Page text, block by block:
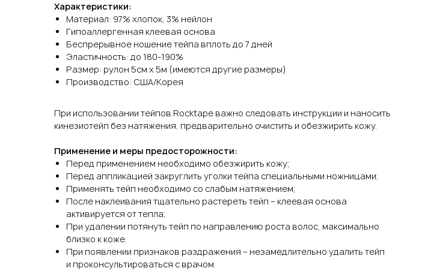
Характеристики:
Материал: 97% хлопок, 3% нейлон
Гипоаллергенная клеевая основа
Беспрерывное ношение тейпа вплоть до 7 дней
Эластичность: до 180-190%
Размер: рулон 5см х 5м (имеются другие размеры)
Производство: США/Корея
При использовании тейпов Rocktape важно следовать инструкции и наносить
кинезиотейп без натяжения, предварительно очистить и обезжирить кожу.
Применение и меры предосторожности:
Перед применением необходимо обезжирить кожу;
Перед аппликацией закруглить уголки тейпа специальными ножницами;
Применять тейп необходимо со слабым натяжением;
После наклеивания тщательно растереть тейп – клеевая основа
активируется от тепла;
При удалении потянуть тейп по направлению роста волос, максимально
близко к коже.
При появлении признаков раздражения – незамедлительно удалить тейп
и проконсультироваться с врачом.